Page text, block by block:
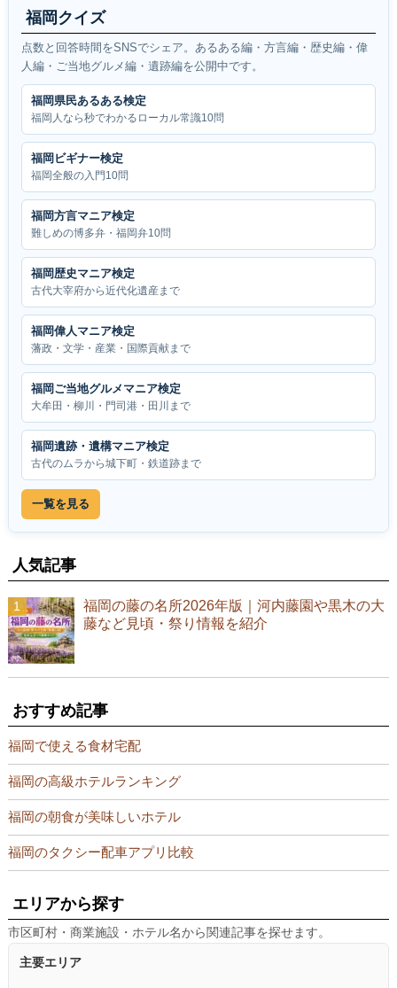
福岡クイズ
点数と回答時間をSNSでシェア。あるある編・方言編・歴史編・偉
人編・ご当地グルメ編・遺跡編を公開中です。
福岡県民あるある検定
福岡人なら秒でわかるローカル常識10問
福岡ビギナー検定
福岡全般の入門10問
福岡方言マニア検定
難しめの博多弁・福岡弁10問
福岡歴史マニア検定
古代大宰府から近代化遺産まで
福岡偉人マニア検定
藩政・文学・産業・国際貢献まで
福岡ご当地グルメマニア検定
大牟田・柳川・門司港・田川まで
福岡遺跡・遺構マニア検定
古代のムラから城下町・鉄道跡まで
一覧を見る
人気記事
福岡の藤の名所2026年版｜河内藤園や黒木の大
藤など見頃・祭り情報を紹介
おすすめ記事
福岡で使える食材宅配
福岡の高級ホテルランキング
福岡の朝食が美味しいホテル
福岡のタクシー配車アプリ比較
エリアから探す
市区町村・商業施設・ホテル名から関連記事を探せます。
主要エリア